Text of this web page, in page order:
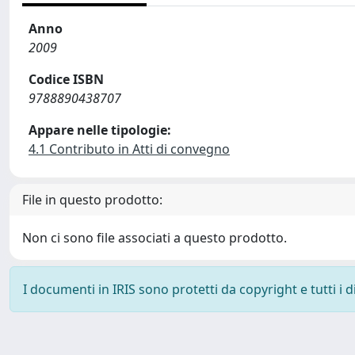
Anno
2009
Codice ISBN
9788890438707
Appare nelle tipologie:
4.1 Contributo in Atti di convegno
File in questo prodotto:
Non ci sono file associati a questo prodotto.
I documenti in IRIS sono protetti da copyright e tutti i